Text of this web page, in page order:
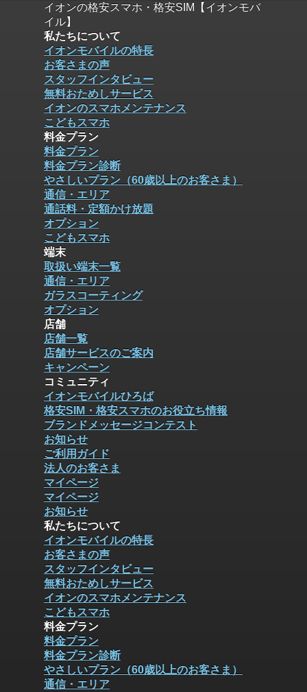
イオンの格安スマホ・格安SIM【イオンモバ
イル】
私たちについて
イオンモバイルの特長
お客さまの声
スタッフインタビュー
無料おためしサービス
イオンのスマホメンテナンス
こどもスマホ
料金プラン
料金プラン
料金プラン診断
やさしいプラン（60歳以上のお客さま）
通信・エリア
通話料・定額かけ放題
オプション
こどもスマホ
端末
取扱い端末一覧
通信・エリア
ガラスコーティング
オプション
店舗
店舗一覧
店舗サービスのご案内
キャンペーン
コミュニティ
イオンモバイルひろば
格安SIM・格安スマホのお役立ち情報
ブランドメッセージコンテスト
お知らせ
ご利用ガイド
法人のお客さま
マイページ
マイページ
お知らせ
私たちについて
イオンモバイルの特長
お客さまの声
スタッフインタビュー
無料おためしサービス
イオンのスマホメンテナンス
こどもスマホ
料金プラン
料金プラン
料金プラン診断
やさしいプラン（60歳以上のお客さま）
通信・エリア